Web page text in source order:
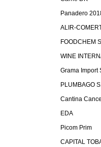
Panadero
ALIR-
FOODCHEM
WINE
Grama Import
PLUMBAGO
Cantina
EDA
Picom Prim
CAPITAL